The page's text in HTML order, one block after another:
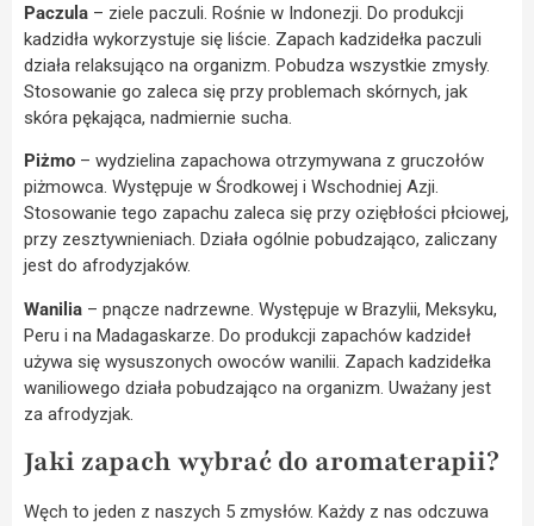
Paczula – ziele paczuli. Rośnie w Indonezji. Do produkcji
kadzidła wykorzystuje się liście. Zapach kadzidełka paczuli
działa relaksująco na organizm. Pobudza wszystkie zmysły.
Stosowanie go zaleca się przy problemach skórnych, jak
skóra pękająca, nadmiernie sucha.
Piżmo – wydzielina zapachowa otrzymywana z gruczołów
piżmowca. Występuje w Środkowej i Wschodniej Azji.
Stosowanie tego zapachu zaleca się przy oziębłości płciowej,
przy zesztywnieniach. Działa ogólnie pobudzająco, zaliczany
jest do afrodyzjaków.
Wanilia – pnącze nadrzewne. Występuje w Brazylii, Meksyku,
Peru i na Madagaskarze. Do produkcji zapachów kadzideł
używa się wysuszonych owoców wanilii. Zapach kadzidełka
waniliowego działa pobudzająco na organizm. Uważany jest
za afrodyzjak.
Jaki zapach wybrać do aromaterapii?
Węch to jeden z naszych 5 zmysłów. Każdy z nas odczuwa